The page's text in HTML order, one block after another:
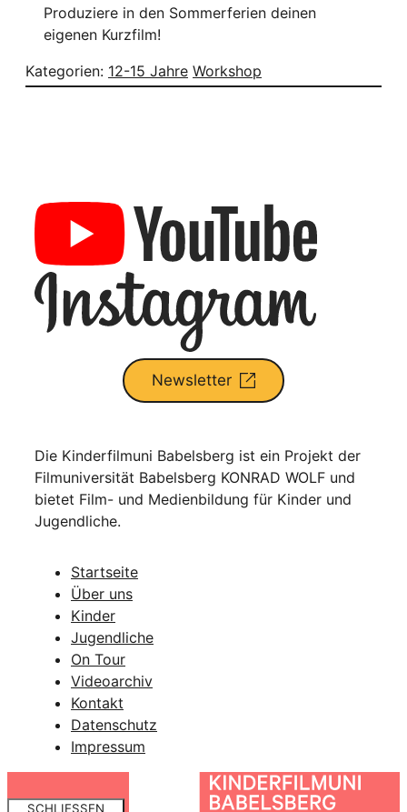
Produziere in den Sommerferien deinen
eigenen Kurzfilm!
Kategorien: 12-15 Jahre Workshop
Newsletter
Die Kinderfilmuni Babelsberg ist ein Projekt der
Filmuniversität Babelsberg KONRAD WOLF und
bietet Film- und Medienbildung für Kinder und
Jugendliche.
Startseite
Über uns
Kinder
Jugendliche
On Tour
Videoarchiv
Kontakt
Datenschutz
Impressum
SCHLIESSEN